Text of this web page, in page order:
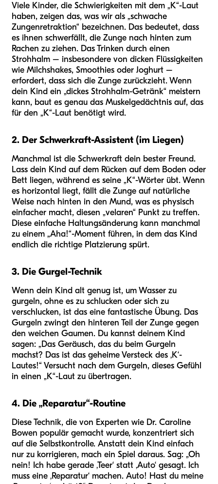
Viele Kinder, die Schwierigkeiten mit dem „K“-Laut
haben, zeigen das, was wir als „schwache
Zungenretraktion“ bezeichnen. Das bedeutet, dass
es ihnen schwerfällt, die Zunge nach hinten zum
Rachen zu ziehen. Das Trinken durch einen
Strohhalm – insbesondere von dicken Flüssigkeiten
wie Milchshakes, Smoothies oder Joghurt –
erfordert, dass sich die Zunge zurückzieht. Wenn
dein Kind ein „dickes Strohhalm-Getränk“ meistern
kann, baut es genau das Muskelgedächtnis auf, das
für den „K“-Laut benötigt wird.
2. Der Schwerkraft-Assistent (im Liegen)
Manchmal ist die Schwerkraft dein bester Freund.
Lass dein Kind auf dem Rücken auf dem Boden oder
Bett liegen, während es seine „K“-Wörter übt. Wenn
es horizontal liegt, fällt die Zunge auf natürliche
Weise nach hinten in den Mund, was es physisch
einfacher macht, diesen „velaren“ Punkt zu treffen.
Diese einfache Haltungsänderung kann manchmal
zu einem „Aha!“-Moment führen, in dem das Kind
endlich die richtige Platzierung spürt.
3. Die Gurgel-Technik
Wenn dein Kind alt genug ist, um Wasser zu
gurgeln, ohne es zu schlucken oder sich zu
verschlucken, ist das eine fantastische Übung. Das
Gurgeln zwingt den hinteren Teil der Zunge gegen
den weichen Gaumen. Du kannst deinem Kind
sagen: „Das Geräusch, das du beim Gurgeln
machst? Das ist das geheime Versteck des ‚K‘-
Lautes!“ Versucht nach dem Gurgeln, dieses Gefühl
in einen „K“-Laut zu übertragen.
4. Die „Reparatur“-Routine
Diese Technik, die von Experten wie Dr. Caroline
Bowen populär gemacht wurde, konzentriert sich
auf die Selbstkontrolle. Anstatt dein Kind einfach
nur zu korrigieren, mach ein Spiel daraus. Sag: „Oh
nein! Ich habe gerade ‚Teer‘ statt ‚Auto‘ gesagt. Ich
muss eine ‚Reparatur‘ machen. Auto! Hast du meine